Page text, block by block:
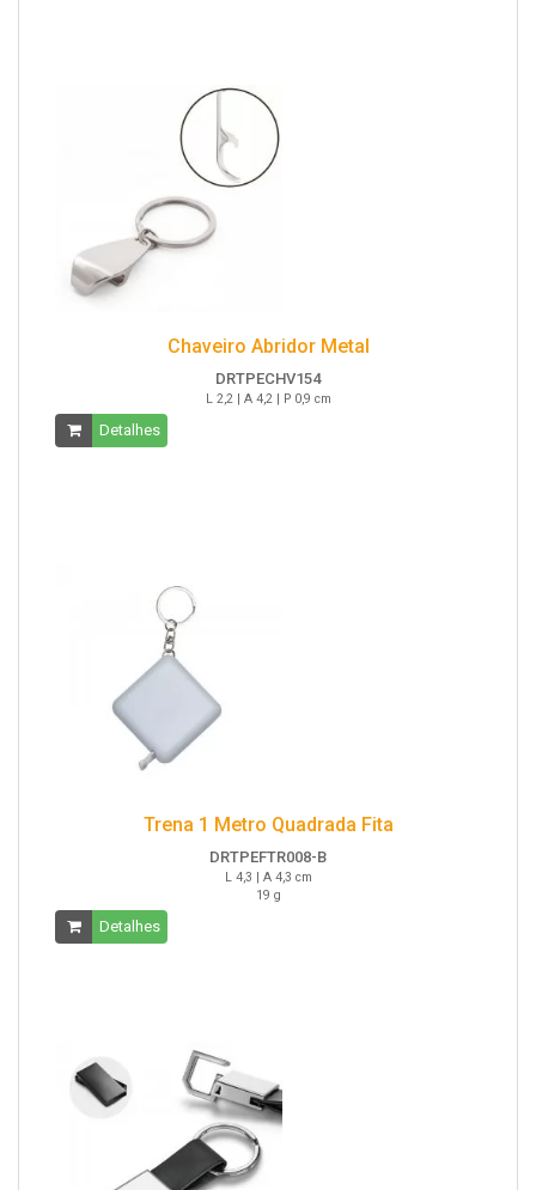
Chaveiro Abridor Metal
DRTPECHV154
L 2,2 | A 4,2 | P 0,9 cm
Detalhes
Trena 1 Metro Quadrada Fita
DRTPEFTR008-B
L 4,3 | A 4,3 cm
19 g
Detalhes